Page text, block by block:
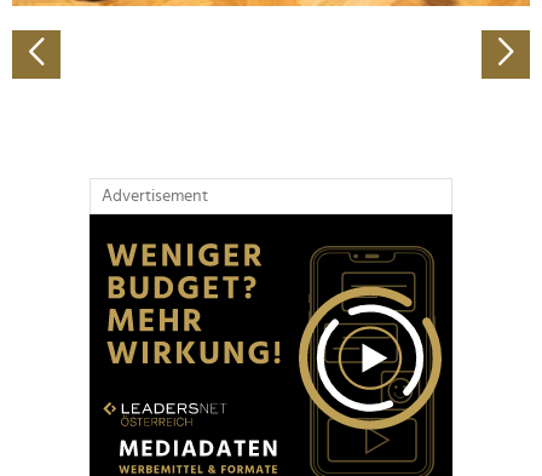
Verwendung unserer Website an unsere Partner für
soziale Medien, Werbung und Analysen weiter. Unsere
Partner führen diese Informationen möglicherweise mit
Advertisement